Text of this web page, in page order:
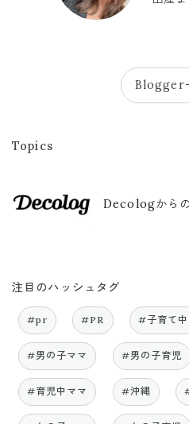
Blogger
Topics
Decologから
注目のハッシュタグ
#pr #PR #子育て中
#男の子ママ #男の子育児
#育児中ママ #沖縄